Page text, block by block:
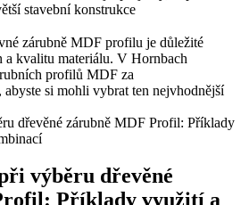
stavební konstrukce
zárubně MDF profilu je důležité
a kvalitu materiálu. V Hornbach
profilů MDF za
abyste si mohli vybrat ten nejvhodnější
výběru dřevěné
Příklady využití a